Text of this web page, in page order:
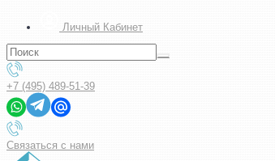
Личный Кабинет
+7 (495) 489-51-39
Связаться с нами